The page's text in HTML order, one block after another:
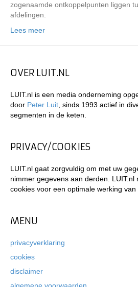
zogenaamde ontkoppelpunten liggen
afdelingen.
Lees meer
OVER LUIT.NL
LUIT.nl is een media onderneming
door Peter Luit , sinds 1993 actief in
segmenten in de keten.
PRIVACY/COOKIES
LUIT.nl gaat zorgvuldig om met uw
nimmer gegevens aan derden. LUIT.nl
cookies voor een optimale werking van
MENU
privacyverklaring
cookies
disclaimer